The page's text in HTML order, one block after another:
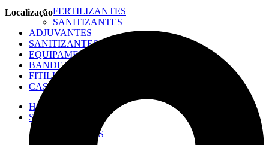
FERTILIZANTES
SANITIZANTES
ADJUVANTES
SANITIZANTES
EQUIPAMENTOS
BANDEJAS DE MUDAS
FITILHOS
CASA & JARDIM
HOME
SEMENTES
FOLHOSAS
Localização